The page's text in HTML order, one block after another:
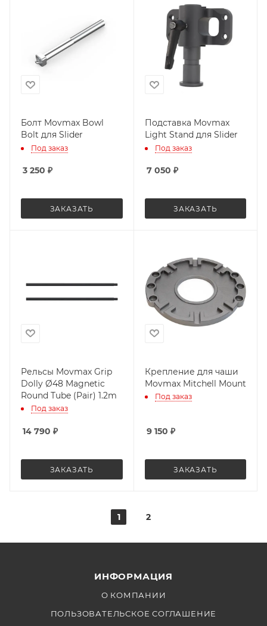
Болт Movmax Bowl
Bolt для Slider
Под заказ
3 250 ₽
ЗАКАЗАТЬ
Подставка Movmax
Light Stand для Slider
Под заказ
7 050 ₽
ЗАКАЗАТЬ
Рельсы Movmax Grip
Dolly Ø48 Magnetic
Round Tube (Pair) 1.2m
Под заказ
14 790 ₽
ЗАКАЗАТЬ
Крепление для чаши
Movmax Mitchell Mount
Под заказ
9 150 ₽
ЗАКАЗАТЬ
1 2
ИНФОРМАЦИЯ
О КОМПАНИИ
ПОЛЬЗОВАТЕЛЬСКОЕ СОГЛАШЕНИЕ